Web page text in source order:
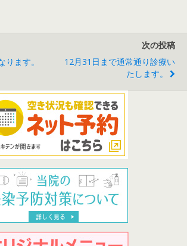
ります。
次の投稿
12月31日まで通常通り診療い
たします。